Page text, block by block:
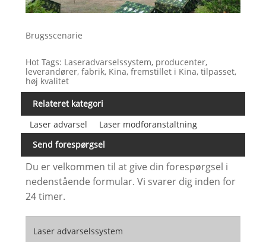
Brugsscenarie
Hot Tags: Laseradvarselssystem, producenter,
leverandører, fabrik, Kina, fremstillet i Kina, tilpasset,
høj kvalitet
Relateret kategori
Laser advarsel
Laser modforanstaltning
Send forespørgsel
Du er velkommen til at give din forespørgsel i
nedenstående formular. Vi svarer dig inden for
24 timer.